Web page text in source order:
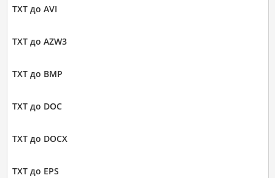
TXT до AVI
TXT до AZW3
TXT до BMP
TXT до DOC
TXT до DOCX
TXT до EPS